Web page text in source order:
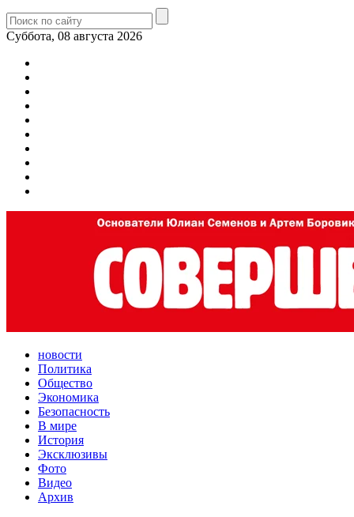
Суббота, 08 августа 2026
новости
Политика
Общество
Экономика
Безопасность
В мире
История
Эксклюзивы
Фото
Видео
Архив